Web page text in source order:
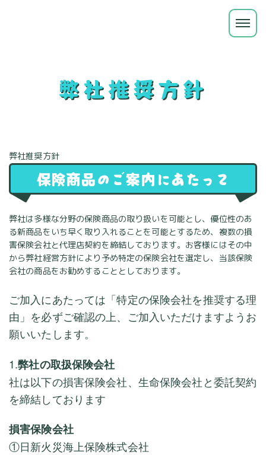
弊社推奨方針
弊社推奨方針
保険商品のご案内にあたって
弊社は多様な分野の保険商品の取り扱いを可能とし、優位性のあ
る新商品をいち早く取り入れることを可能とするため、複数の損
害保険会社と代理店契約を締結しております。お客様にはその中
から弊社経営方針により予め特定の保険会社を選定し、当該保険
会社の商品をお勧めすることとしております。
ご加入にあたっては「特定の保険会社を推奨する理
由」を必ずご確認の上、ご加入いただけますようお
願いいたします。
1.弊社の取扱保険会社
社は以下の損害保険会社、生命保険会社と委託契約
を締結しております
損害保険会社
①日新火災海上保険株式会社